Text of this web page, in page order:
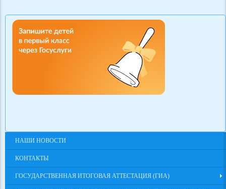
НАШИ НОВОСТИ
КОНТАКТЫ
ГОСУДАРСТВЕННАЯ ИТОГОВАЯ АТТЕСТАЦИЯ (ГИА)